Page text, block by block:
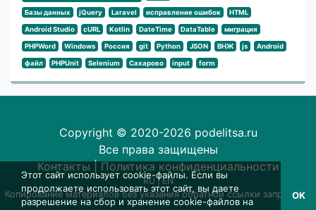
Базы данных jQuery Laravel исправление ошибок HTML
Android Studio cURL Kotlin DateTime DataTable миграция
PHPWord Windows Россия git Python JSON ВНЖ js Android
файл PHPUnit Selenium Сахарово input form
Copyright © 2020-2026 podelitsa.ru
Все права защищены
Контакты
Политика конфиденциальности
RU |EN
Копирование материалов без указания обратной ссылки запрещено
Этот сайт использует cookie-файлы. Если вы
продолжаете использовать этот сайт, вы даете
разрешение на сбор и хранение cookie-файлов на
OK